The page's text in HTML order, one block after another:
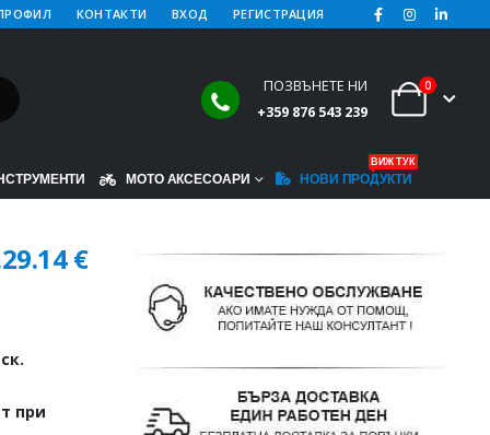
КОНТАКТИ ВХОД РЕГИСТРАЦИЯ
ПОЗВЪНЕТЕ НИ
+359 876 543 239
0
МОТО АКСЕСОАРИ НОВИ ПРОДУКТИ
ВИЖ ТУК
29.14€
при